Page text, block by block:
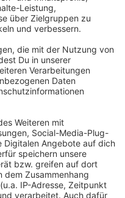
Uhr, sofern die
dann erst um
Betriebspause!
im
allerdings
Sperrung des
zwischen den
Bocholter
„Nicht-
von und zur